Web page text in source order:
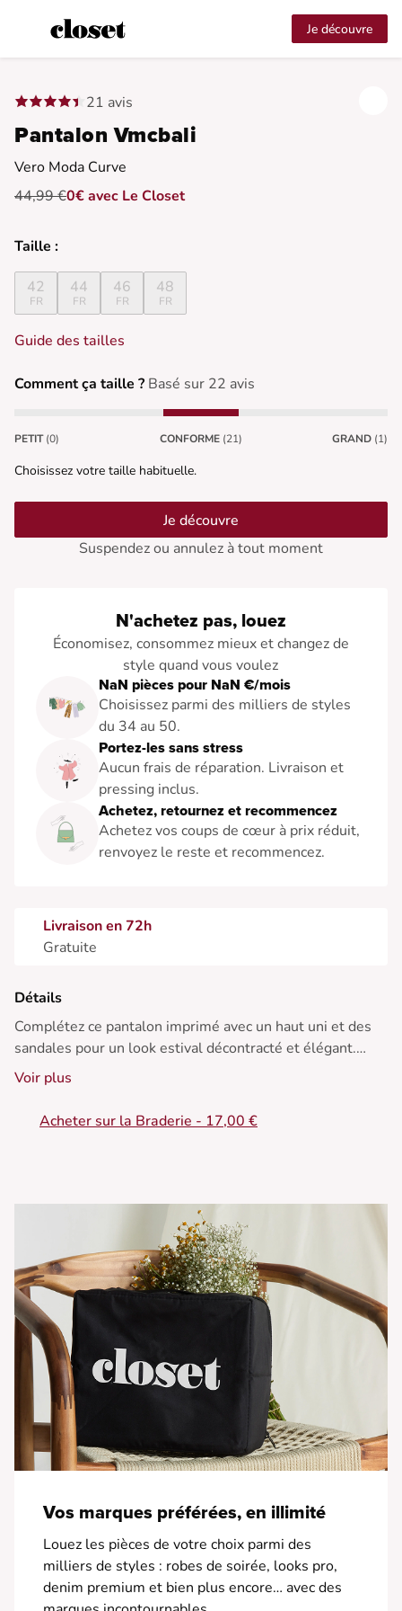
Je découvre
21 avis
Pantalon Vmcbali
Vero Moda Curve
44,99 €0€ avec Le Closet
Taille :
42
FR
44
FR
46
FR
48
FR
Guide des tailles
Comment ça taille ? Basé sur 22 avis
PETIT (0) CONFORME (21) GRAND (1)
Choisissez votre taille habituelle.
Je découvre
Suspendez ou annulez à tout moment
N'achetez pas, louez
Économisez, consommez mieux et changez de
style quand vous voulez
NaN pièces pour NaN €/mois
Choisissez parmi des milliers de styles
du 34 au 50.
Portez-les sans stress
Aucun frais de réparation. Livraison et
pressing inclus.
Achetez, retournez et recommencez
Achetez vos coups de cœur à prix réduit,
renvoyez le reste et recommencez.
Livraison en 72h
Gratuite
Détails
Complétez ce pantalon imprimé avec un haut uni et des
sandales pour un look estival décontracté et élégant.
• Pantalon long en viscose
• Taille haute flatteuse
Voir plus
Acheter sur la Braderie - 17,00 €
Vos marques préférées, en illimité
Louez les pièces de votre choix parmi des
milliers de styles : robes de soirée, looks pro,
denim premium et bien plus encore… avec des